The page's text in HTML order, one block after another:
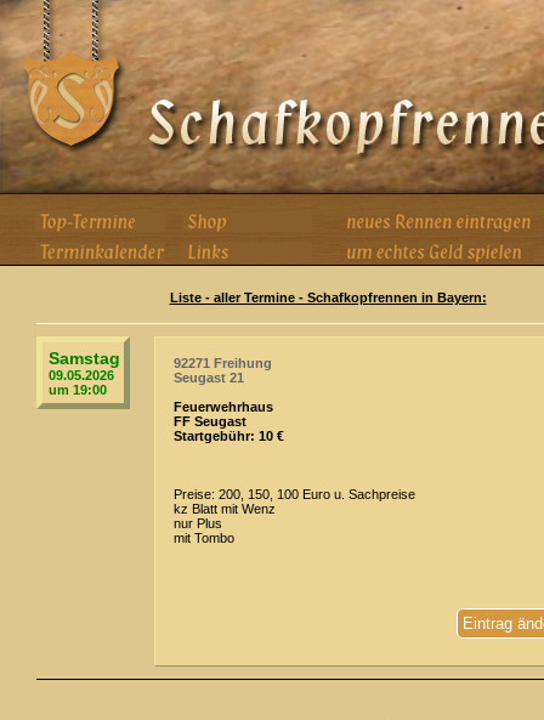
Liste - aller Termine - Schafkopfrennen in Bayern:
Samstag
09.05.2026
um 19:00
92271 Freihung
Seugast 21
Feuerwehrhaus
FF Seugast
Startgebühr: 10 €
Preise: 200, 150, 100 Euro u. Sachpreise
kz Blatt mit Wenz
nur Plus
mit Tombo
Eintrag